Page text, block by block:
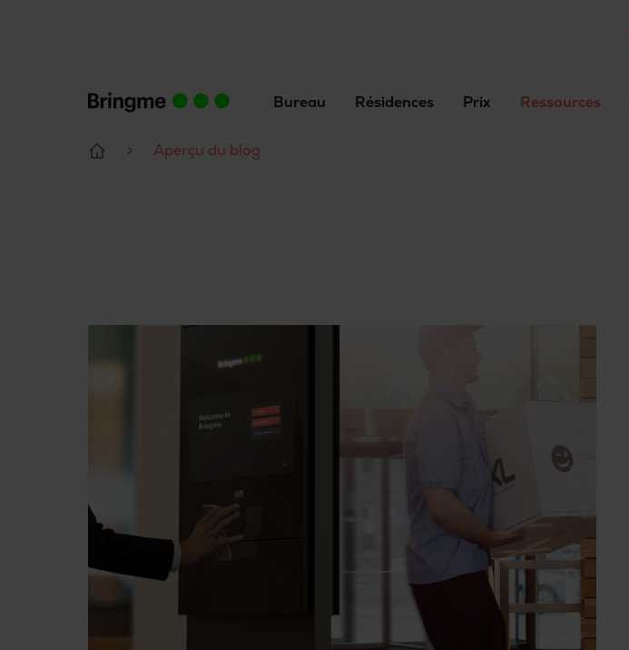
Bureau Résidences Prix Ressources
Aperçu du blog